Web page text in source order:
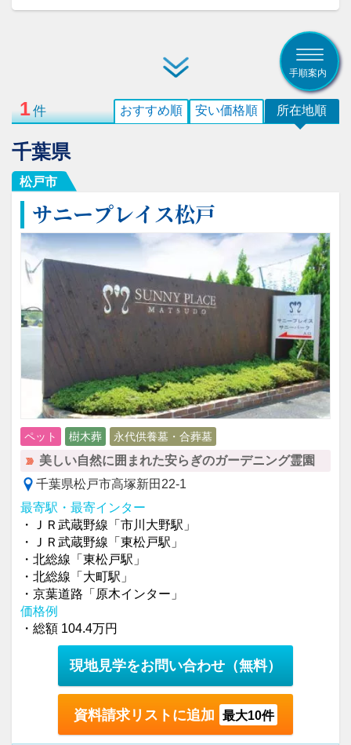
手順案内
1件 所在地順
安い価格順
おすすめ順
千葉県
松戸市
サニープレイス松戸
ペット 樹木葬 永代供養墓・合葬墓
美しい自然に囲まれた安らぎのガーデニング霊園
千葉県松戸市高塚新田22-1
最寄駅・最寄インター
・ＪＲ武蔵野線「市川大野駅」
・ＪＲ武蔵野線「東松戸駅」
・北総線「東松戸駅」
・北総線「大町駅」
・京葉道路「原木インター」
価格例
・総額 104.4万円
現地見学をお問い合わせ （無料）
資料請求リストに追加 最大10件